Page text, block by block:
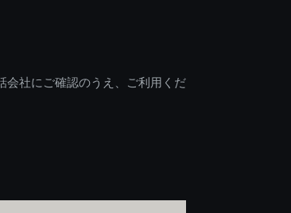
会社にご確認のうえ、ご利用くだ